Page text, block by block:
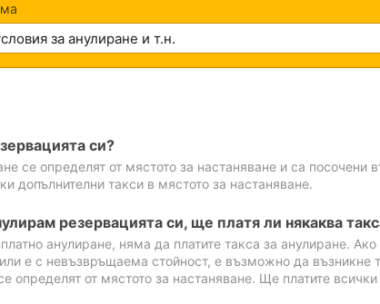
си?
се определят от мястото за настаняване и са посочени
допълнителни такси в мястото за настаняване.
резервацията си, ще платя ли някаква
анулиране, няма да платите такса за анулиране.
е с невъзвръщаема стойност, е възможно да възникне
определят от мястото за настаняване. Ще платите